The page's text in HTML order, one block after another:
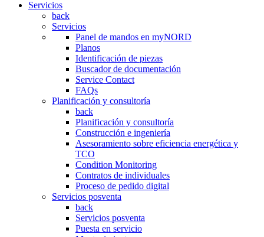
Servicios
back
Servicios
Panel de mandos en myNORD
Planos
Identificación de piezas
Buscador de documentación
Service Contact
FAQs
Planificación y consultoría
back
Planificación y consultoría
Construcción e ingeniería
Asesoramiento sobre eficiencia energética y
TCO
Condition Monitoring
Contratos de individuales
Proceso de pedido digital
Servicios posventa
back
Servicios posventa
Puesta en servicio